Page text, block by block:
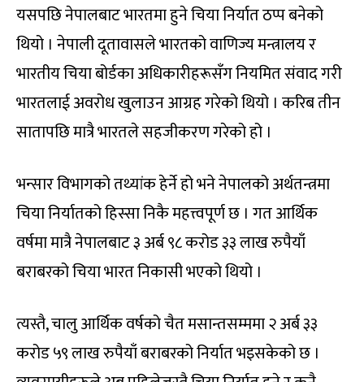
यसपछि नेपालबाट भारतमा हुने चिया निर्यात ठप्प बनेको
थियो । नेपाली दूतावासले भारतको वाणिज्य मन्त्रालय र
भारतीय चिया बोर्डका अधिकारीहरूसँग नियमित संवाद गरी
भारतलाई अवरोध खुलाउन आग्रह गरेको थियो । करिब तीन
सातापछि मात्रै भारतले सहजीकरण गरेको हो ।
भन्सार विभागको तथ्यांक हेर्ने हो भने नेपालको अर्थतन्त्रमा
चिया निर्यातको हिस्सा निकै महत्त्वपूर्ण छ । गत आर्थिक
वर्षमा मात्रै नेपालबाट ३ अर्ब ९८ करोड ३३ लाख रुपैयाँ
बराबरको चिया भारत निकासी भएको थियो ।
त्यस्तै, चालु आर्थिक वर्षको चैत मसान्तसम्ममा २ अर्ब ३३
करोड ५९ लाख रुपैयाँ बराबरको निर्यात भइसकेको छ ।